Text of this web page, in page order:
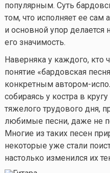
популярным. Суть
том, что исполняет ее сам
и основной упор делается
его значимость.
Наверняка у каждого, кто
понятие «бардовская
конкретным автором-
собираясь у костра в
тяжелого трудового дня,
любимые песни, даже не
Многие из таких песен
некоторые уже стали
настолько изменился их